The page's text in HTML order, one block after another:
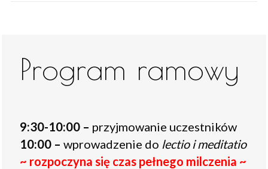
Program ramowy
9:30-10:00 – przyjmowanie uczestników
10:00 – wprowadzenie do lectio i meditatio
~ rozpoczyna się czas pełnego milczenia ~